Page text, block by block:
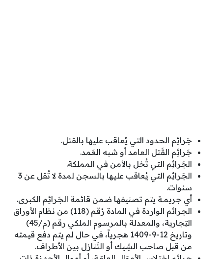
جَرائِم الحدود التي يُعاقب عليها بالقتل.
جَرائِم القَتل العامد أو شبه العَمد.
الجَرائِم التي تُخل بالأمن في المملكة.
الجَرائِم التي يُعاقب عليها بالسجن لمدة لا تُقل عن 3
سنوات.
أي جريمـة يتم تصنيفها ضمن قائمة الجَرائِم الكبرى.
الجرائم الواردة في المادة رُقم (118) من نظام الأوراق
التِجارية، والمعدلة بالمرسوم الملكي رقم (م/45)
وتاريخ 12-9-1409 هجرياً، في حال لم يتم دفع قيمته
من قبل صاحب الشِيك أو التَنازل بين الأطراف.